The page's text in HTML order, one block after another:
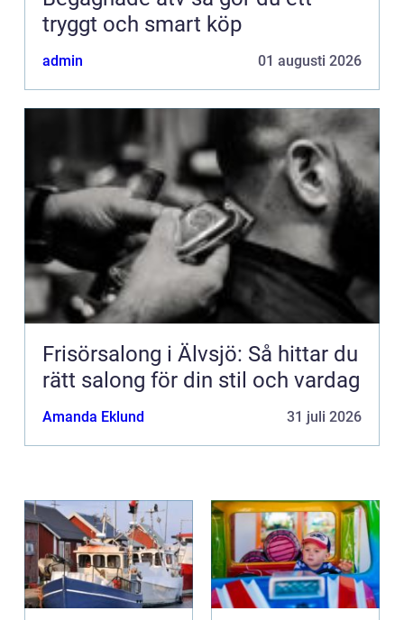
tryggt och smart köp
admin 01 augusti 2026
Frisörsalong i Älvsjö: Så hittar du
rätt salong för din stil och vardag
Amanda Eklund 31 juli 2026